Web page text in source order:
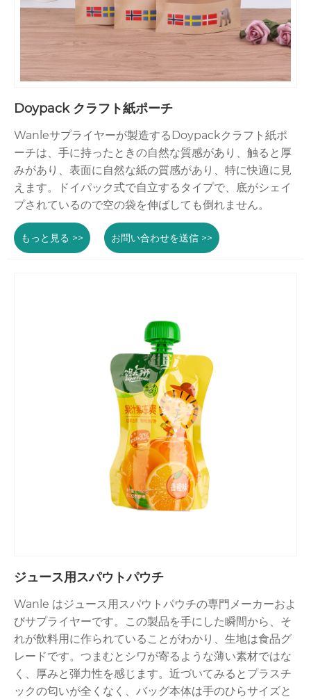
Doypack クラフト紙ポーチ
Wanleサプライヤーが製造するDoypackクラフト紙ポ
ーチは、手に持ったときの自然な質感があり、触ると厚
みがあり、表面に自然な紙の質感があり、特に快適に見
えます。ドイパック式で自立するタイプで、底がシェイ
プされているので空の袋を伸ばしても倒れません。
もっと見る >> お問い合わせを送信 >>
ジュース用スパウトパウチ
Wanle はジュース用スパウトパウチの専門メーカーおよ
びサプライヤーです。この製品を手にした瞬間から、そ
れが飲料用に作られていることがわかり、生地は食品グ
レードです。つまむとシワが寄るような薄い素材ではな
く、厚みと弾力性を感じます。近づいてみるとプラスチ
ックの匂いが全くなく、バッグ本体は手のひらサイズと